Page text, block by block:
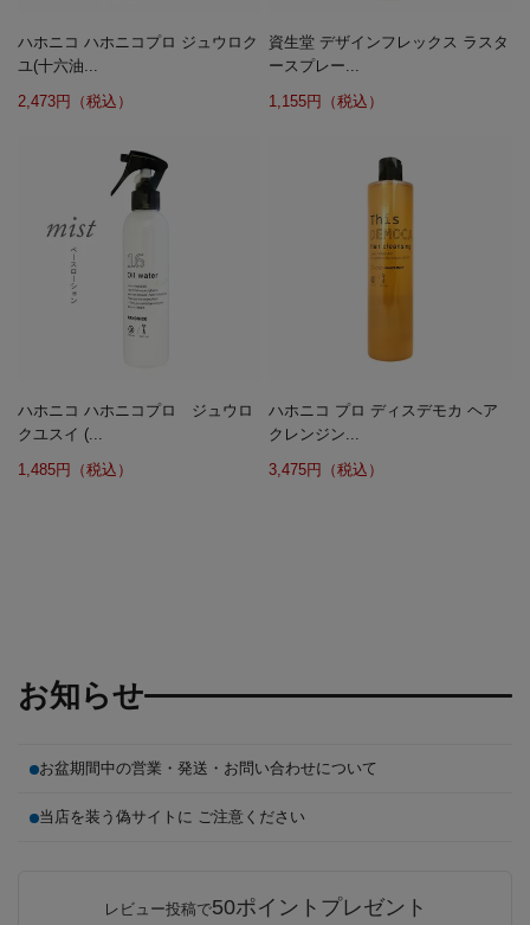
ハホニコ ハホニコプロ ジュウロク
ユ(十六油...
2,473円（税込）
資生堂 デザインフレックス ラスタ
ースプレー...
1,155円（税込）
ハホニコ ハホニコプロ ジュウロ
クユスイ (...
1,485円（税込）
ハホニコ プロ ディスデモカ ヘア
クレンジン...
3,475円（税込）
お知らせ
お盆期間中の営業・発送・お問い合わせについて
当店を装う偽サイトに ご注意ください
レビュー投稿で50ポイントプレゼント